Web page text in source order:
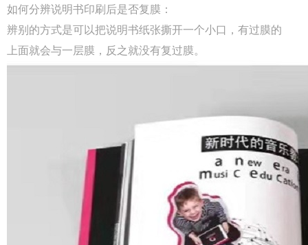
如何分辨说明书印刷后是否复膜：
辨别的方式是可以把说明书纸张撕开一个小口，有过膜的
上面就会与一层膜，反之就没有复过膜。